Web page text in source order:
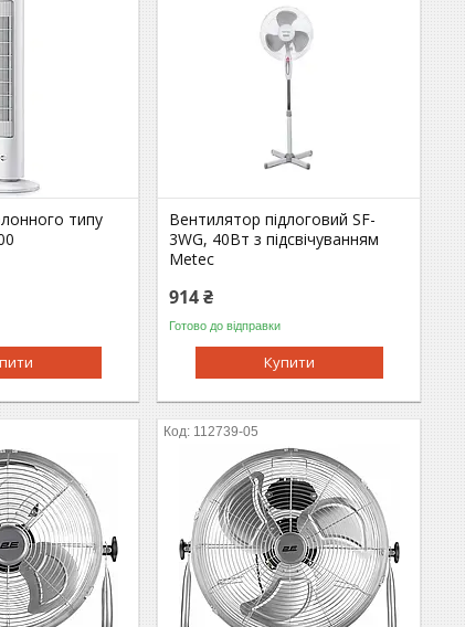
типу
Вентилятор підлоговий SF-
3WG, 40Вт з підсвічуванням
Metec
914 ₴
Готово до відправки
Купити
112739-05